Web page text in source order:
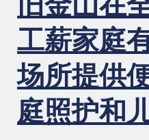
工薪家庭
场所提供
庭照护和